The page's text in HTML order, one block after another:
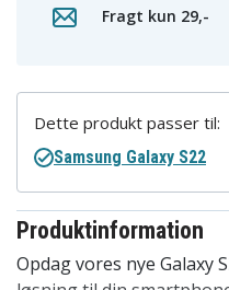
Fragt kun 29,-
Produktinformation
Opdag vores nye Galaxy
Dette produkt passer til:
Samsung Galaxy S22